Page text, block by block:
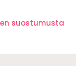
suostumusta